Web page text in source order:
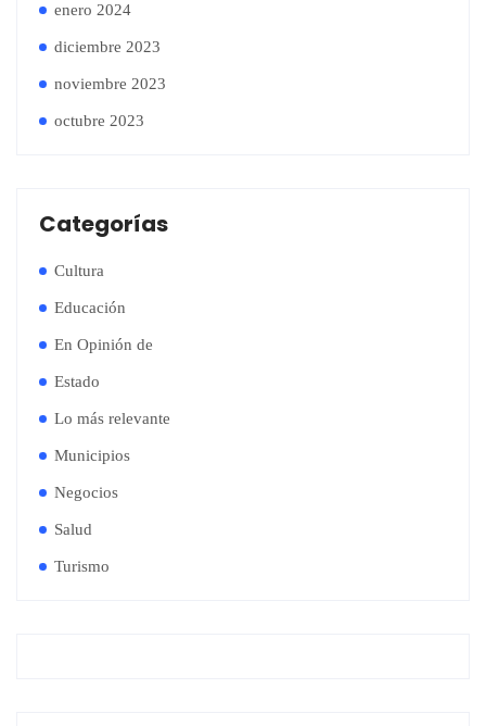
enero 2024
diciembre 2023
noviembre 2023
octubre 2023
Categorías
Cultura
Educación
En Opinión de
Estado
Lo más relevante
Municipios
Negocios
Salud
Turismo